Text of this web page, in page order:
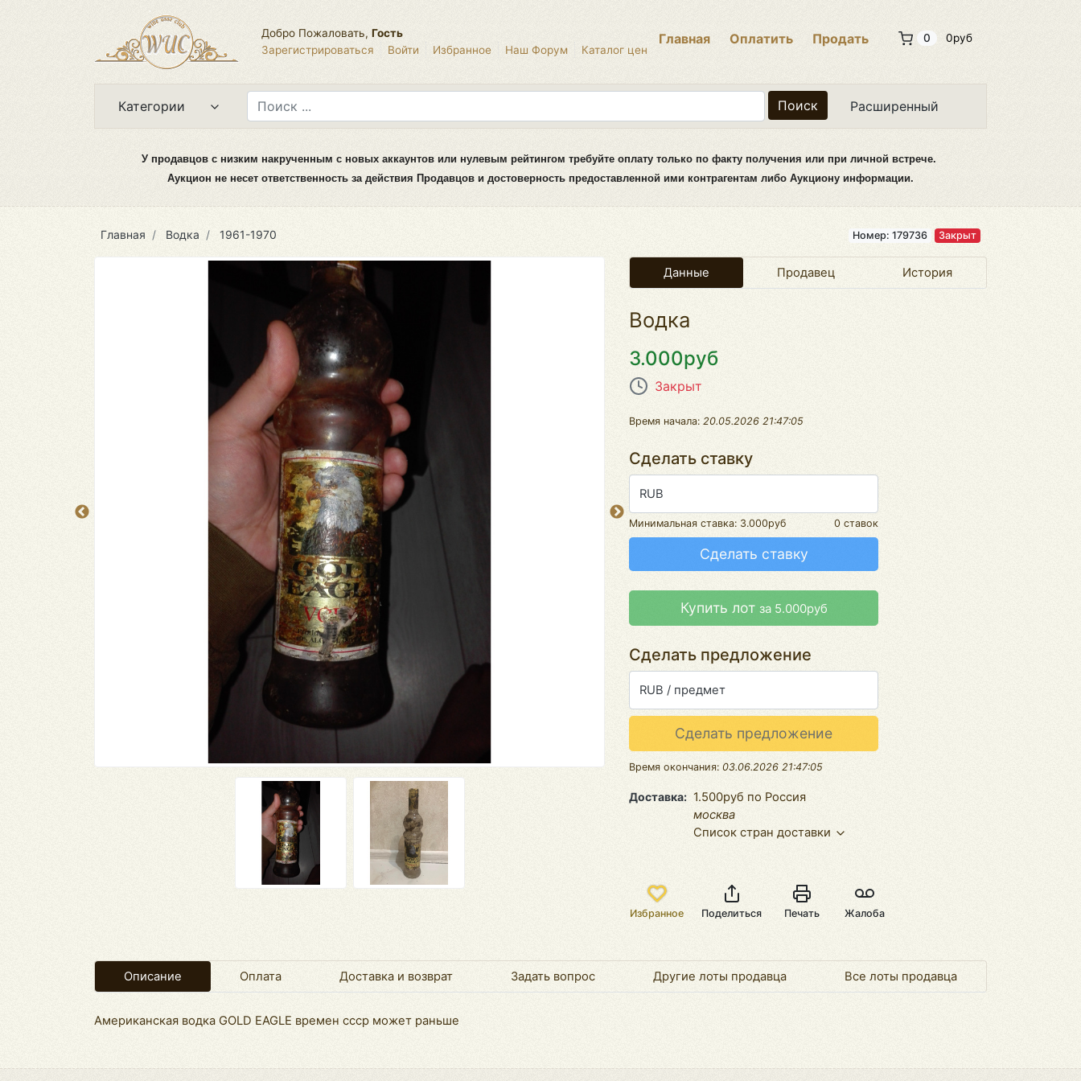
Добро Пожаловать, Гость
Зарегистрироваться
Войти Избранное Наш Форум Каталог цен
Главная Оплатить Продать 0 0руб
Категории Поиск Расширенный
У продавцов с низким накрученным с новых аккаунтов или нулевым рейтингом требуйте оплату только по факту получения или при личной встрече.
Аукцион не несет ответственность за действия Продавцов и достоверность предоставленной ими контрагентам либо Аукциону информации.
Главная Водка 1961-1970 Номер: 179736 Закрыт
Данные Продавец История
Водка
3.000руб
Закрыт
Время начала: 20.05.2026 21:47:05
Сделать ставку
RUB
Минимальная ставка: 3.000руб 0 ставок
Сделать ставку
Купить лот за 5.000руб
Сделать предложение
RUB / предмет
Сделать предложение
Время окончания: 03.06.2026 21:47:05
Доставка
1.500руб по Россия
москва
Список стран доставки
Избранное Поделиться Печать Жалоба
Описание Оплата Доставка и возврат Задать вопрос Другие лоты продавца Все лоты продавца
Американская водка GOLD EAGLE времен ссср может раньше